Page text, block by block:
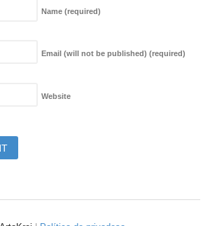
Name (required)
Email (will not be published) (required)
Website